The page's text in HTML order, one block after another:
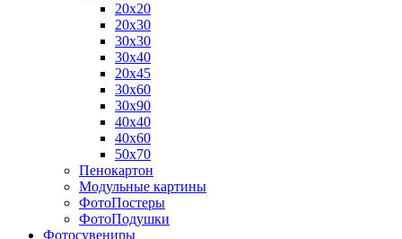
20х20
20х30
30х30
30х40
20х45
30х60
30х90
40х40
40х60
50х70
Пенокартон
Модульные картины
ФотоПостеры
ФотоПодушки
Фотоcувениры